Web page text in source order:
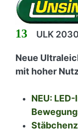
13 ULK
Neue
mit hoher
NEU: